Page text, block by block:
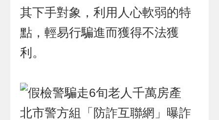
其下手對象，利用人心軟弱的特
點，輕易行騙進而獲得不法獲
利。